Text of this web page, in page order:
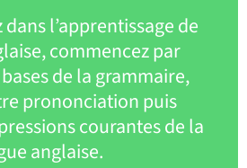
l’apprentissage de
commencez par
de la grammaire,
prononciation puis
courantes de la
anglaise.